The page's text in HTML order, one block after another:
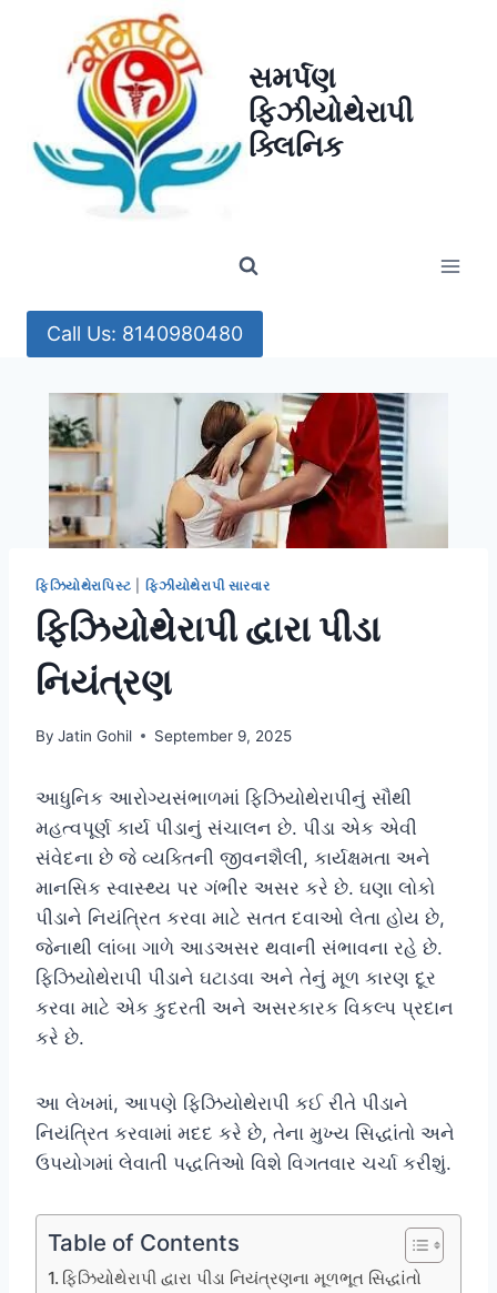
સમર્પણ
ફિઝીયોથેરાપી
ક્લિનિક
Call Us: 8140980480
ફિઝિયોથેરાપિસ્ટ ફિઝીયોથેરાપી સારવાર
ફિઝિયોથેરાપી દ્વારા પીડા
નિયંત્રણ
By Jatin Gohil September 9, 2025
આધુનિક આરોગ્યસંભાળમાં ફિઝિયોથેરાપીનું સૌથી
મહત્વપૂર્ણ કાર્ય પીડાનું સંચાલન છે. પીડા એક એવી
સંવેદના છે જે વ્યક્તિની જીવનશૈલી, કાર્યક્ષમતા અને
માનસિક સ્વાસ્થ્ય પર ગંભીર અસર કરે છે. ઘણા લોકો
પીડાને નિયંત્રિત કરવા માટે સતત દવાઓ લેતા હોય છે,
જેનાથી લાંબા ગાળે આડઅસર થવાની સંભાવના રહે છે.
ફિઝિયોથેરાપી પીડાને ઘટાડવા અને તેનું મૂળ કારણ દૂર
કરવા માટે એક કુદરતી અને અસરકારક વિકલ્પ પ્રદાન
કરે છે.
આ લેખમાં, આપણે ફિઝિયોથેરાપી કઈ રીતે પીડાને
નિયંત્રિત કરવામાં મદદ કરે છે, તેના મુખ્ય સિદ્ધાંતો અને
ઉપયોગમાં લેવાતી પદ્ધતિઓ વિશે વિગતવાર ચર્ચા કરીશું.
Table of Contents
ફિઝિયોથેરાપી દ્વારા પીડા નિયંત્રણના મૂળભૂત સિદ્ધાંતો